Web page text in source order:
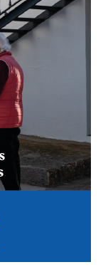
2026